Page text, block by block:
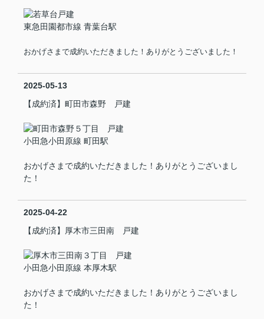
東急田園都市線 青葉台駅
おかげさまで成約いただきました！ありがとうございました！
2025-05-13
【成約済】町田市森野 戸建
小田急小田原線 町田駅
おかげさまで成約いただきました！ありがとうございまし
た！
2025-04-22
【成約済】厚木市三田南 戸建
小田急小田原線 本厚木駅
おかげさまで成約いただきました！ありがとうございまし
た！